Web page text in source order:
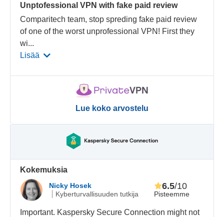
Unptofessional VPN with fake paid review
Comparitech team, stop spreding fake paid review
of one of the worst unprofessional VPN! First they
wi...
Lisää
Lue koko arvostelu
Kokemuksia
Nicky Hosek
Kyberturvallisuuden tutkija
Pisteemme
6.5/10
Important. Kaspersky Secure Connection might not